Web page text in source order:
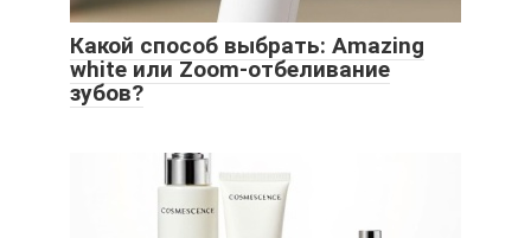
Какой способ выбрать: Amazing
white или Zoom-отбеливание
зубов?